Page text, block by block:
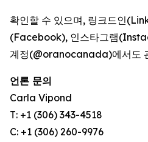
확인할 수 있으며, 링크드인
(Facebook), 인스타그램
계정(@oranocanada)에서도
언론 문의
Carla Vipond
T: +1 (306) 343-4518
C: +1 (306) 260-9976